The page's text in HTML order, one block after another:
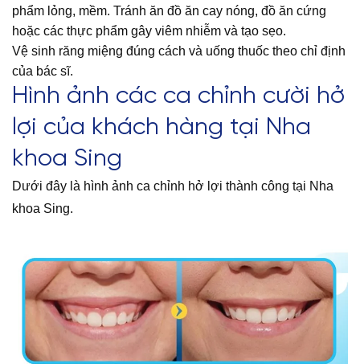
phẩm lỏng, mềm. Tránh ăn đồ ăn cay nóng, đồ ăn cứng
hoặc các thực phẩm gây viêm nhiễm và tạo sẹo.
Vệ sinh răng miệng đúng cách và uống thuốc theo chỉ định
của bác sĩ.
Hình ảnh các ca chỉnh cười hở
lợi của khách hàng tại Nha
khoa Sing
Dưới đây là hình ảnh ca chỉnh hở lợi thành công tại Nha
khoa Sing.